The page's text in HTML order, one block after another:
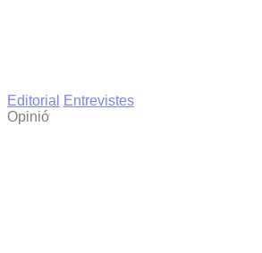
Editorial
Entrevistes
Opinió